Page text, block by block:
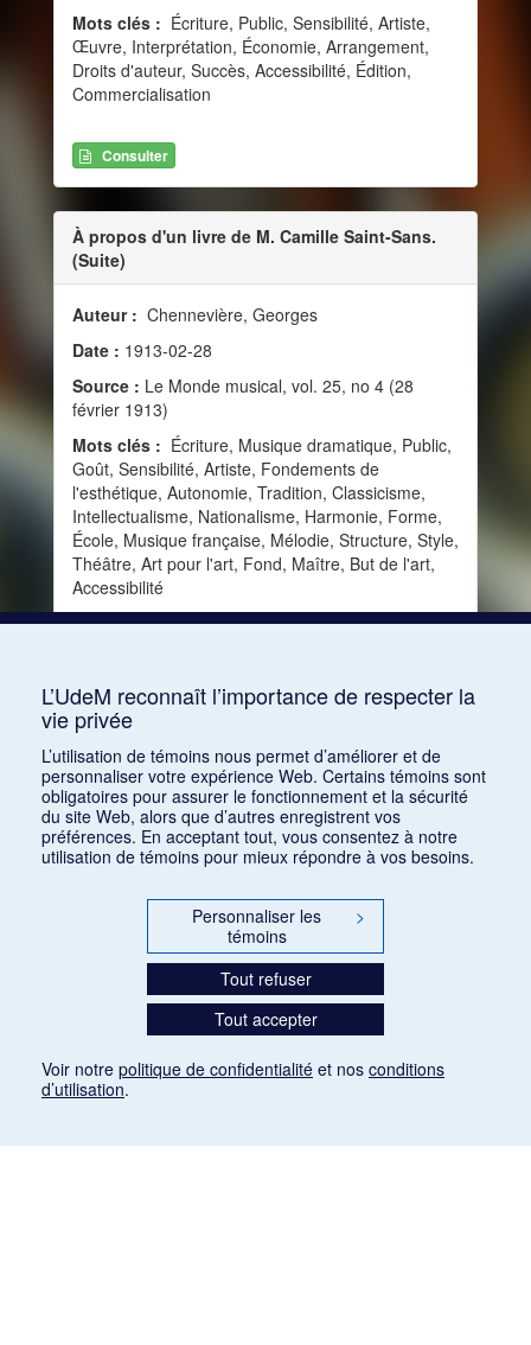
Mots clés : Écriture, Public, Sensibilité, Artiste,
Œuvre, Interprétation, Économie, Arrangement,
Droits d'auteur, Succès, Accessibilité, Édition,
Commercialisation
Consulter
À propos d'un livre de M. Camille Saint-Sans.
(Suite)
Auteur : Chennevière, Georges
Date : 1913-02-28
Source : Le Monde musical, vol. 25, no 4 (28
février 1913)
Mots clés : Écriture, Musique dramatique, Public,
Goût, Sensibilité, Artiste, Fondements de
l'esthétique, Autonomie, Tradition, Classicisme,
Intellectualisme, Nationalisme, Harmonie, Forme,
École, Musique française, Mélodie, Structure, Style,
Théâtre, Art pour l'art, Fond, Maître, But de l'art,
Accessibilité
1 2 3 4
L’UdeM reconnaît l’importance de respecter la
vie privée
L’utilisation de témoins nous permet d’améliorer et de
personnaliser votre expérience Web. Certains témoins sont
obligatoires pour assurer le fonctionnement et la sécurité
du site Web, alors que d’autres enregistrent vos
préférences. En acceptant tout, vous consentez à notre
utilisation de témoins pour mieux répondre à vos besoins.
Personnaliser les
témoins
>
Tout refuser
Tout accepter
Voir notre politique de confidentialité et nos conditions
d’utilisation.